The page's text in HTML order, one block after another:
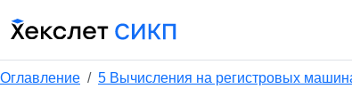
Оглавление 5 Вычисления на регистровых